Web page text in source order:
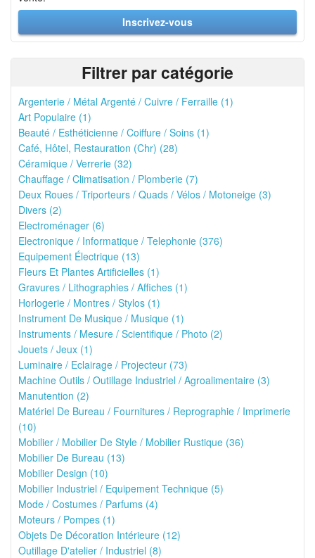
Inscrivez-vous
Filtrer par catégorie
Argenterie / Métal Argenté / Cuivre / Ferraille (1)
Art Populaire (1)
Beauté / Esthéticienne / Coiffure / Soins (1)
Café, Hôtel, Restauration (Chr) (28)
Céramique / Verrerie (32)
Chauffage / Climatisation / Plomberie (7)
Deux Roues / Triporteurs / Quads / Vélos / Motoneige (3)
Divers (2)
Electroménager (6)
Electronique / Informatique / Telephonie (376)
Equipement Électrique (13)
Fleurs Et Plantes Artificielles (1)
Gravures / Lithographies / Affiches (1)
Horlogerie / Montres / Stylos (1)
Instrument De Musique / Musique (1)
Instruments / Mesure / Scientifique / Photo (2)
Jouets / Jeux (1)
Luminaire / Eclairage / Projecteur (73)
Machine Outils / Outillage Industriel / Agroalimentaire (3)
Manutention (2)
Matériel De Bureau / Fournitures / Reprographie / Imprimerie
(10)
Mobilier / Mobilier De Style / Mobilier Rustique (36)
Mobilier De Bureau (13)
Mobilier Design (10)
Mobilier Industriel / Equipement Technique (5)
Mode / Costumes / Parfums (4)
Moteurs / Pompes (1)
Objets De Décoration Intérieure (12)
Outillage D'atelier / Industriel (8)